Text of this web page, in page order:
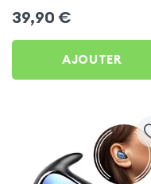
39,90 €
AJOUTER